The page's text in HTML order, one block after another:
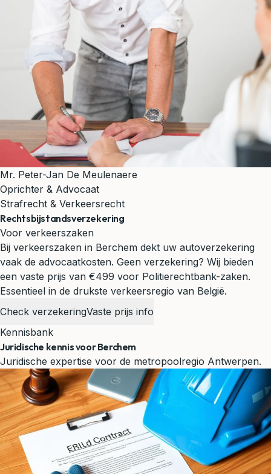
Mr. Peter-Jan De Meulenaere
Oprichter & Advocaat
Strafrecht & Verkeersrecht
Rechtsbijstandsverzekering
Voor verkeerszaken
Bij verkeerszaken in Berchem dekt uw autoverzekering
vaak de advocaatkosten. Geen verzekering? Wij bieden
een vaste prijs van €499 voor Politierechtbank-zaken.
Essentieel in de drukste verkeersregio van België.
Check verzekeringVaste prijs info
Kennisbank
Juridische kennis voor Berchem
Juridische expertise voor de metropoolregio Antwerpen.